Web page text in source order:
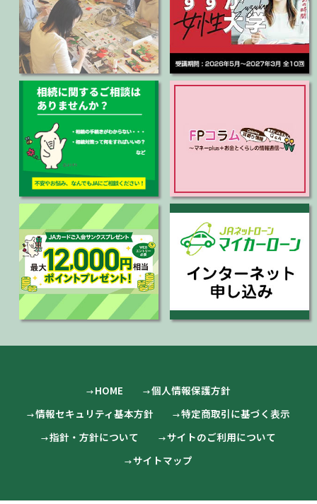
HOME
個人情報保護方針
情報セキュリティ基本方針
特定商取引に基づく表示
指針・方針について
サイトのご利用について
サイトマップ